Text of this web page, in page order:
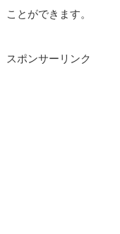
ことができます。
スポンサーリンク